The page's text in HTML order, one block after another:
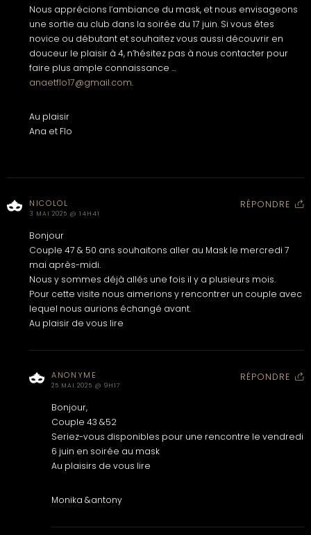
Nous apprécions l’ambiance du mask, et nous envisageons
une sortie au club dans la soirée du 17 juin. Si vous êtes
novice ou débutant et souhaitez vous aussi découvrir en
douceur le plaisir à 4, n’hésitez pas à nous contacter pour
faire plus ample connaissance …
anaetflo17@gmail.com.
Au plaisir
Ana et Flo
NICOLOL
3 MAI 2025 @ 14H41
RÉPONDRE
Bonjour
Couple 47 & 50 ans souhaitons aller au Mask le mercredi 7
mai après-midi.
Nous y sommes déjà allés une fois il y a plusieurs mois.
Pour cette visite nous aimerions y rencontrer un couple avec
lequel nous aurions échangé avant.
Au plaisir de vous lire
ANONYME
25 MAI 2025 @ 9H17
RÉPONDRE
Bonjour,
Couple 43 &52
Seriez-vous disponibles pour une rencontre le vendredi
6 juin en soirée au mask
Au plaisirs de vous lire
Monika &antony